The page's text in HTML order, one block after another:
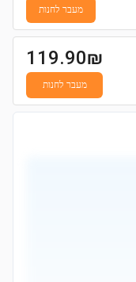
מעבר לחנות
119.90₪
מעבר לחנות